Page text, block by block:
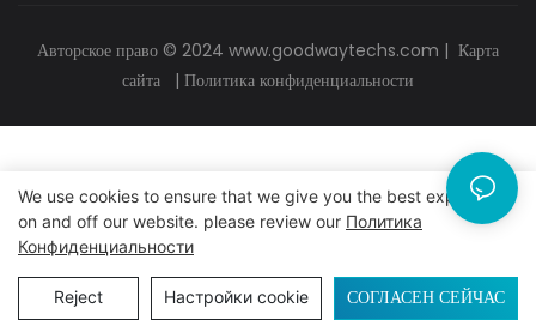
Авторское право © 2024 www.goodwaytechs.com | Карта
сайта
| Политика конфиденциальности
We use cookies to ensure that we give you the best experience
on and off our website. please review our Политика
Конфиденциальности
Reject Настройки cookie СОГЛАСЕН СЕЙЧАС